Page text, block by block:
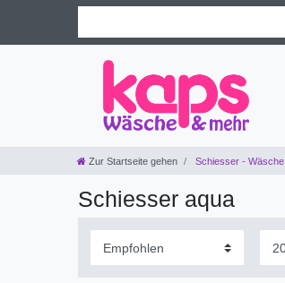
Zur Startseite gehen Schiesser - Wäsche
Schiesser aqua